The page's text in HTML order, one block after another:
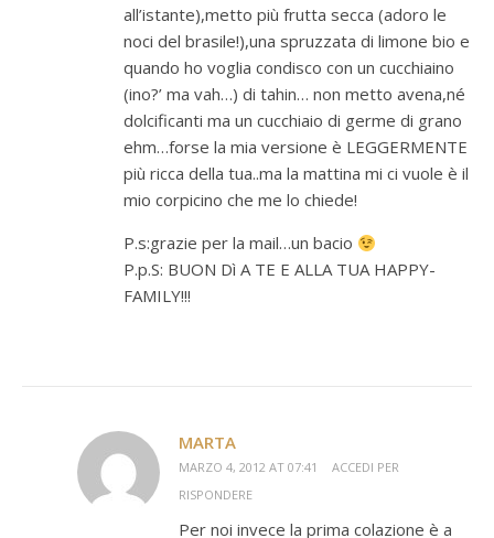
all’istante),metto più frutta secca (adoro le
noci del brasile!),una spruzzata di limone bio e
quando ho voglia condisco con un cucchiaino
(ino?’ ma vah…) di tahin… non metto avena,né
dolcificanti ma un cucchiaio di germe di grano
ehm…forse la mia versione è LEGGERMENTE
più ricca della tua..ma la mattina mi ci vuole è il
mio corpicino che me lo chiede!
P.s:grazie per la mail…un bacio
P.p.S: BUON Dì A TE E ALLA TUA HAPPY-
FAMILY!!!
MARTA
MARZO 4, 2012 AT 07:41
ACCEDI PER
RISPONDERE
Per noi invece la prima colazione è a